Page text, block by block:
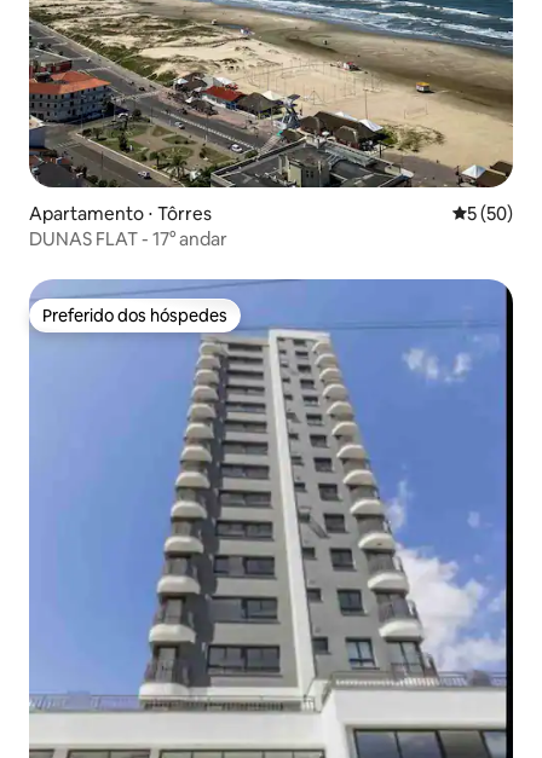
Apartamento ⋅ Tôrres 5 de uma
5 (50)
DUNAS FLAT - 17° andar
Preferido dos hóspedes
Preferido dos hóspedes